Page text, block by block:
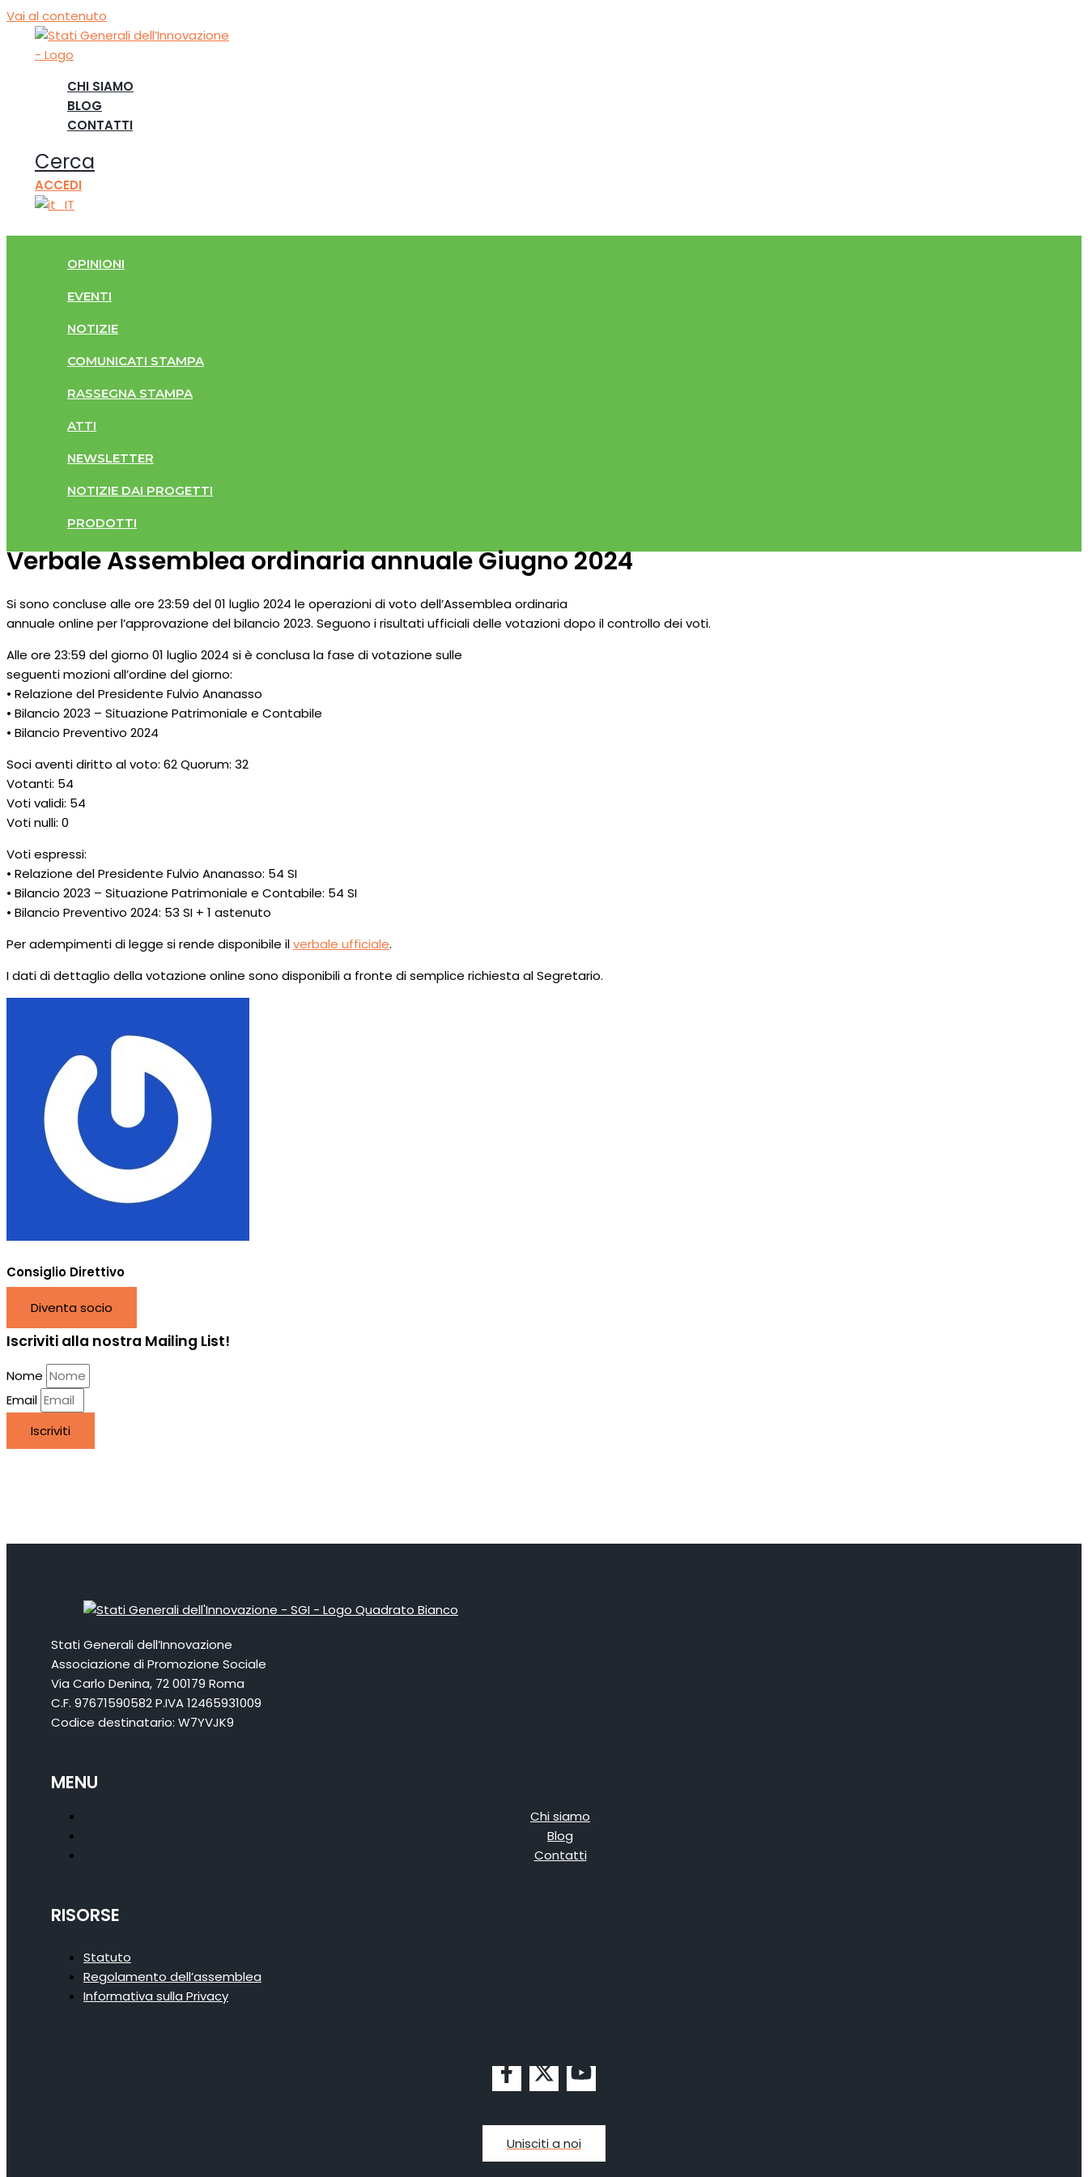
Vai al contenuto
CHI SIAMO
BLOG
CONTATTI
Cerca
ACCEDI
OPINIONI
EVENTI
NOTIZIE
COMUNICATI STAMPA
RASSEGNA STAMPA
ATTI
NEWSLETTER
NOTIZIE DAI PROGETTI
PRODOTTI
Verbale Assemblea ordinaria annuale Giugno 2024
Si sono concluse alle ore 23:59 del 01 luglio 2024 le operazioni di voto dell’Assemblea ordinaria
annuale online per l’approvazione del bilancio 2023. Seguono i risultati ufficiali delle votazioni dopo il controllo dei voti.
Alle ore 23:59 del giorno 01 luglio 2024 si è conclusa la fase di votazione sulle
seguenti mozioni all’ordine del giorno:
• Relazione del Presidente Fulvio Ananasso
• Bilancio 2023 – Situazione Patrimoniale e Contabile
• Bilancio Preventivo 2024
Soci aventi diritto al voto: 62 Quorum: 32
Votanti: 54
Voti validi: 54
Voti nulli: 0
Voti espressi:
• Relazione del Presidente Fulvio Ananasso: 54 SI
• Bilancio 2023 – Situazione Patrimoniale e Contabile: 54 SI
• Bilancio Preventivo 2024: 53 SI + 1 astenuto
Per adempimenti di legge si rende disponibile ilverbale ufficiale.
I dati di dettaglio della votazione online sono disponibili a fronte di semplice richiesta al Segretario.
Consiglio Direttivo
Diventa socio
Iscriviti alla nostra Mailing List!
Nome
Email
Iscriviti
Stati Generali dell’Innovazione
Associazione di Promozione Sociale
Via Carlo Denina, 72 00179 Roma
C.F. 97671590582 P.IVA 12465931009
Codice destinatario: W7YVJK9
MENU
Chi siamo
Blog
Contatti
RISORSE
Statuto
Regolamento dell’assemblea
Informativa sulla Privacy
Unisciti a noi